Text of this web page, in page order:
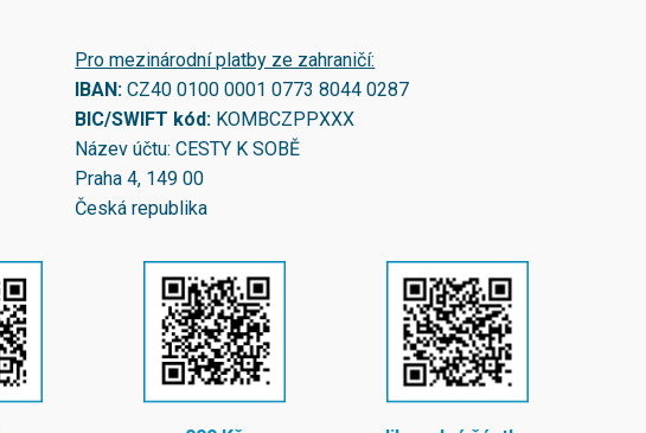
Pro mezinárodní platby ze zahraničí:
IBAN:CZ40 0100 0001 0773 8044 0287
BIC/SWIFT kód: KOMBCZPPXXX
Název účtu: CESTY K SOBĚ
Praha 4, 149 00
Česká republika